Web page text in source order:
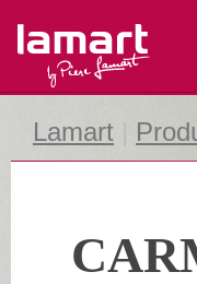
Lamart
Lamart